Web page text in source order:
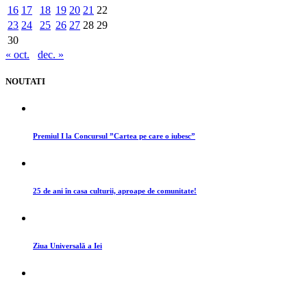
16 17 18 19 20 21 22
23 24 25 26 27 28 29
30
« oct.
dec. »
NOUTATI
Premiul I la Concursul ”Cartea pe care o iubesc”
25 de ani în casa culturii, aproape de comunitate!
Ziua Universală a Iei